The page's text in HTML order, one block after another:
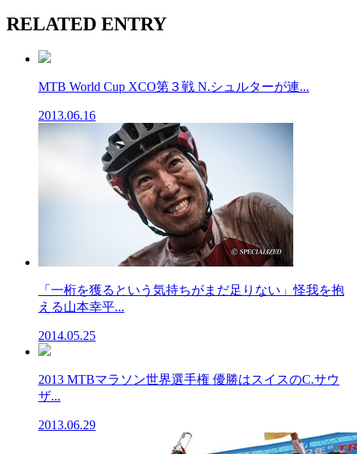
RELATED ENTRY
MTB World Cup XCO第３戦 N.シュルターが連...
2013.06.16
「一桁を獲るという気持ちがまだ足りない」怪我を抱
える山本幸平...
2014.05.25
2013 MTBマラソン世界選手権 優勝はスイスのC.サウ
ザ...
2013.06.29